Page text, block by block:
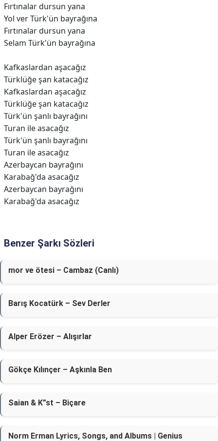
Fırtınalar dursun yana
Yol ver Türk'ün bayrağına
Fırtınalar dursun yana
Selam Türk'ün bayrağına
Kafkaslardan aşacağız
Türklüğe şan katacağız
Kafkaslardan aşacağız
Türklüğe şan katacağız
Türk'ün şanlı bayrağını
Turan ile asacağız
Türk'ün şanlı bayrağını
Turan ile asacağız
Azerbaycan bayrağını
Karabağ'da asacağız
Azerbaycan bayrağını
Karabağ'da asacağız
Benzer Şarkı Sözleri
​mor ve ötesi – Cambaz (Canlı)
Barış Kocatürk – Sev Derler
Alper Erözer – Alışırlar
Gökçe Kılınçer – Aşkınla Ben
Saian & K”st – Biçare
Norm Erman Lyrics, Songs, and Albums | Genius